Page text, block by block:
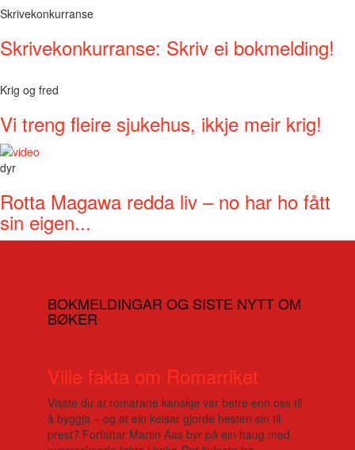
Skrivekonkurranse
Skrivekonkurranse: Skriv ei bokmelding!
Krig og fred
Vi treng fleire sjukehus, ikkje meir krig!
dyr
Rotta Magawa redda liv – no har ho fått
sin eigen...
BOKMELDINGAR OG SISTE NYTT OM
BØKER
Ville fakta om Romarriket
Visste du at romarane kanskje var betre enn oss til
å byggja – og at ein keisar gjorde hesten sin til
prest? Forfattar Martin Aas byr på ein haug med